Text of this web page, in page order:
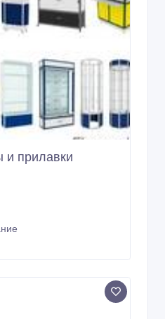
и прилавки